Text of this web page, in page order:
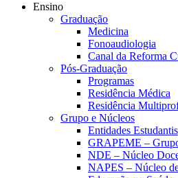
Ensino
Graduação
Medicina
Fonoaudiologia
Canal da Reforma
Pós-Graduação
Programas
Residência Médica
Residência
Grupo e Núcleos
Entidades Estudantis
GRAPEME –
NDE – Núcleo
NAPES – Núcleo